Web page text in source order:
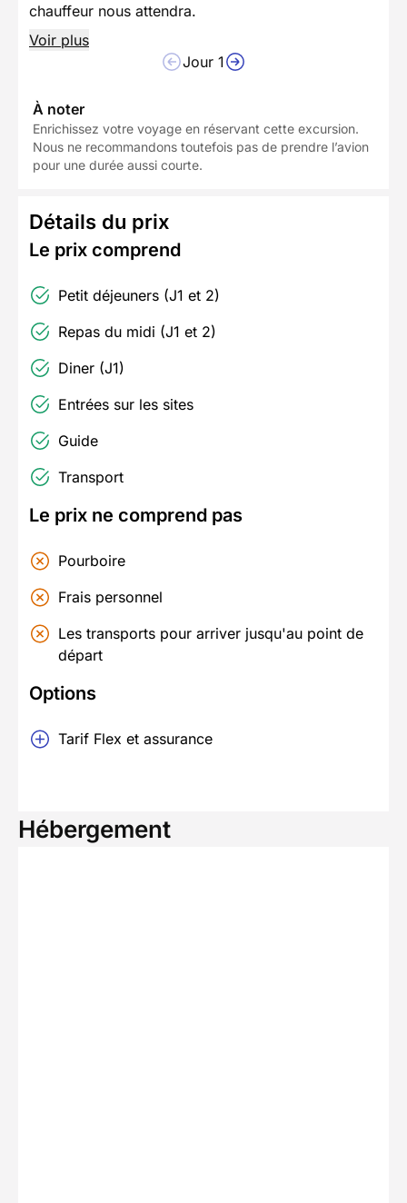
chauffeur nous attendra.
Voir plus
Jour 1
À noter
Enrichissez votre voyage en réservant cette excursion.
Nous ne recommandons toutefois pas de prendre l’avion
pour une durée aussi courte.
Détails du prix
Le prix comprend
Petit déjeuners (J1 et 2)
Repas du midi (J1 et 2)
Diner (J1)
Entrées sur les sites
Guide
Transport
Le prix ne comprend pas
Pourboire
Frais personnel
Les transports pour arriver jusqu'au point de
départ
Options
Tarif Flex et assurance
Hébergement